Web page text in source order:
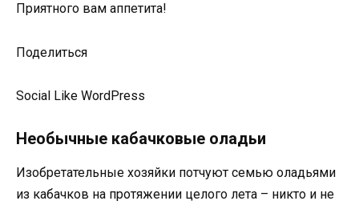
Приятного вам аппетита!
Поделиться
Social Like WordPress
Необычные кабачковые оладьи
Изобретательные хозяйки потчуют семью оладьями
из кабачков на протяжении целого лета – никто и не